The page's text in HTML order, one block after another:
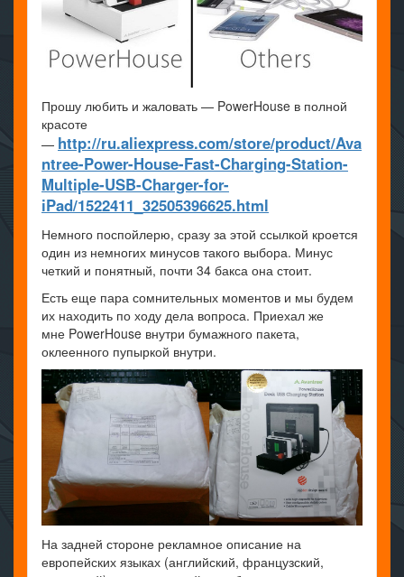
Прошу любить и жаловать — PowerHouse в полной
красоте
— http://ru.aliexpress.com/store/product/Ava
ntree-Power-House-Fast-Charging-Station-
Multiple-USB-Charger-for-
iPad/1522411_32505396625.html
Немного поспойлерю, сразу за этой ссылкой кроется
один из немногих минусов такого выбора. Минус
четкий и понятный, почти 34 бакса она стоит.
Есть еще пара сомнительных моментов и мы будем
их находить по ходу дела вопроса. Приехал же
мне PowerHouse внутри бумажного пакета,
оклеенного пупыркой внутри.
На задней стороне рекламное описание на
европейских языках (английский, французский,